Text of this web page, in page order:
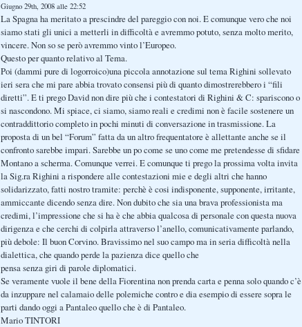
Giugno 29th, 2008 alle 22:52
La Spagna ha meritato a prescindre del pareggio con noi. E comunque vero che noi
siamo stati gli unici a metterli in difficoltà e avremmo potuto, senza molto merito,
vincere. Non so se però avremmo vinto l’Europeo.
Questo per quanto relativo al Tema.
Poi (dammi pure di logorroico)una piccola annotazione sul tema Righini sollevato
ieri sera che mi pare abbia trovato consensi più di quanto dimostrerebbero i “fili
diretti”. E ti prego David non dire più che i contestatori di Righini & C: spariscono o
si nascondono. Mi spiace, ci siamo, siamo reali e credimi non è facile sostenere un
contraddittorio completo in pochi minuti di conversazione in trasmissione. La
proposta di un bel “Forum” fatta da un altro frequentatore è allettante anche se il
confronto sarebbe impari. Sarebbe un po come se uno come me pretendesse di sfidare
Montano a scherma. Comunque verrei. E comunque ti prego la prossima volta invita
la Sig.ra Righini a rispondere alle contestazioni mie e degli altri che hanno
solidarizzato, fatti nostro tramite: perchè è cosi indisponente, supponente, irritante,
ammiccante dicendo senza dire. Non dubito che sia una brava professionista ma
credimi, l’impressione che si ha è che abbia qualcosa di personale con questa nuova
dirigenza e che cerchi di colpirla attraverso l’anello, comunicativamente parlando,
più debole: Il buon Corvino. Bravissimo nel suo campo ma in seria difficoltà nella
dialettica, che quando perde la pazienza dice quello che
pensa senza giri di parole diplomatici.
Se veramente vuole il bene della Fiorentina non prenda carta e penna solo quando c’è
da inzuppare nel calamaio delle polemiche contro e dia esempio di essere sopra le
parti dando oggi a Pantaleo quello che è di Pantaleo.
Mario TINTORI